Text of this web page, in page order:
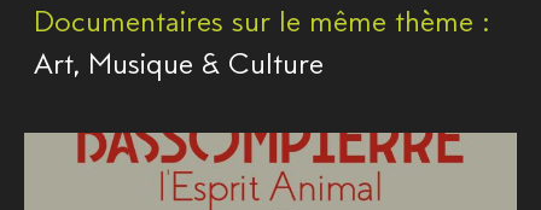
Documentaires sur le même thème :
Art, Musique & Culture